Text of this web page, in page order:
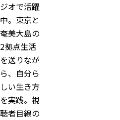
ジオで活躍
中。東京と
奄美大島の
2拠点生活
を送りなが
ら、自分ら
しい生き方
を実践。視
聴者目線の